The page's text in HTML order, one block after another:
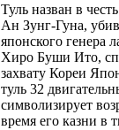
Туль назван в
Ан Зунг-Гуна,
японского генера
Хиро Буши Ито,
захвату Кореи
туль 32
символизирует
время его казни в